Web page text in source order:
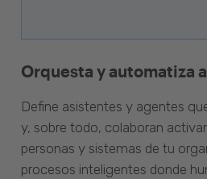
Orquesta y automatiza
Define asistentes y agentes
y, sobre todo, colaboran
personas y sistemas de tu
procesos inteligentes donde